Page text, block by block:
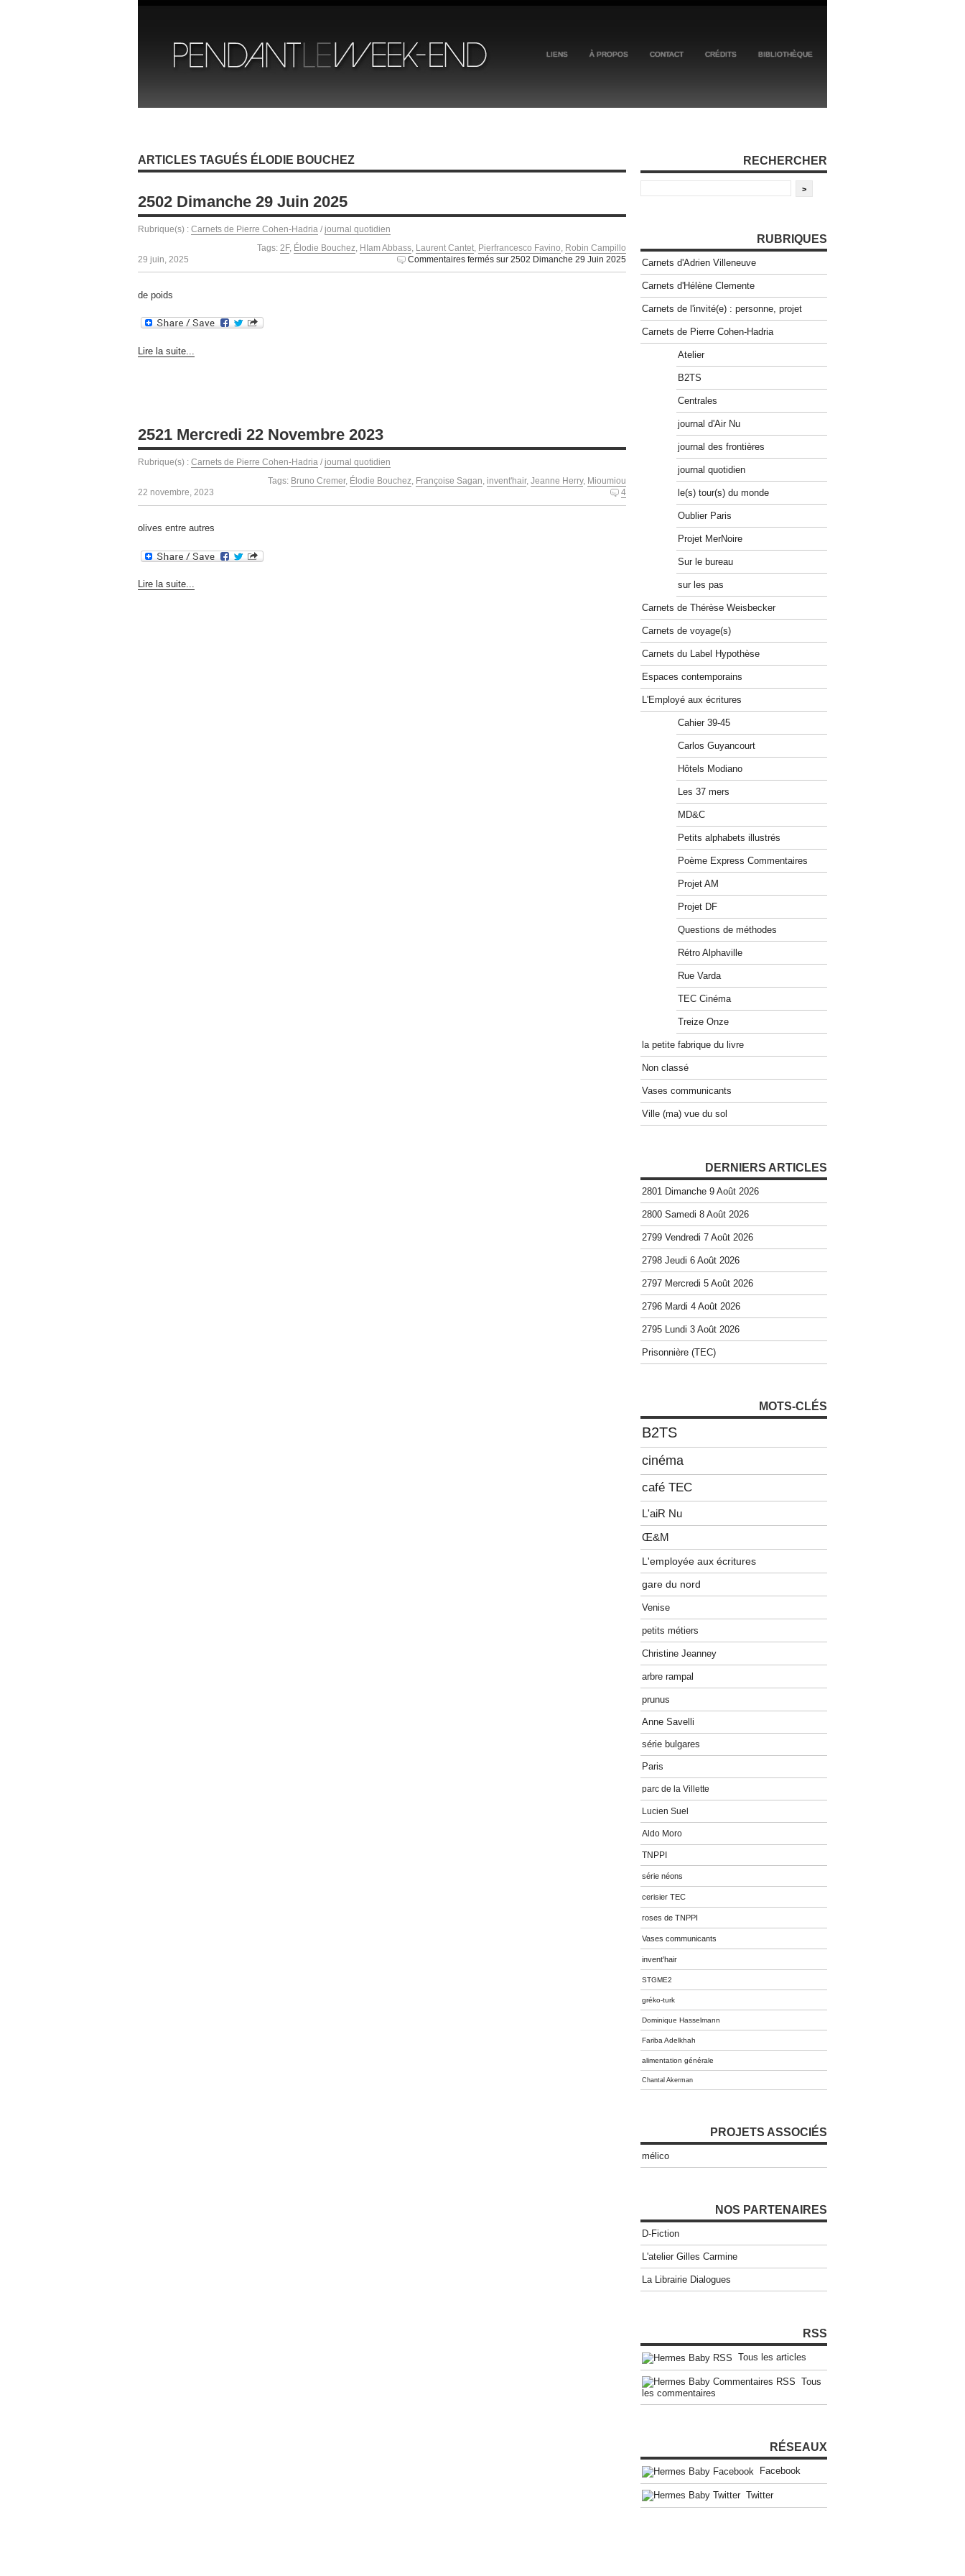
LIENS À PROPOS CONTACT CRÉDITS BIBLIOTHÈQUE
ARTICLES TAGUÉS ÉLODIE BOUCHEZ
2502 Dimanche 29 Juin 2025
Rubrique(s) : Carnets de Pierre Cohen-Hadria / journal quotidien
Tags: 2F, Élodie Bouchez, HIam Abbass, Laurent Cantet, Pierfrancesco Favino, Robin Campillo
29 juin, 2025
Commentaires fermés sur 2502 Dimanche 29 Juin 2025
de poids
Lire la suite...
2521 Mercredi 22 Novembre 2023
Rubrique(s) : Carnets de Pierre Cohen-Hadria / journal quotidien
Tags: Bruno Cremer, Élodie Bouchez Françoise Sagan invent'hair, Jeanne Herry, Mioumiou
22 novembre, 2023
4
olives entre autres
Lire la suite...
RECHERCHER
RUBRIQUES
Carnets d'Adrien Villeneuve
Carnets d'Hélène Clemente
Carnets de l'invité(e) : personne, projet
Carnets de Pierre Cohen-Hadria
Atelier
B2TS
Centrales
journal d'Air Nu
journal des frontières
journal quotidien
le(s) tour(s) du monde
Oublier Paris
Projet MerNoire
Sur le bureau
sur les pas
Carnets de Thérèse Weisbecker
Carnets de voyage(s)
Carnets du Label Hypothèse
Espaces contemporains
L'Employé aux écritures
Cahier 39-45
Carlos Guyancourt
Hôtels Modiano
Les 37 mers
MD&C
Petits alphabets illustrés
Poème Express Commentaires
Projet AM
Projet DF
Questions de méthodes
Rétro Alphaville
Rue Varda
TEC Cinéma
Treize Onze
la petite fabrique du livre
Non classé
Vases communicants
Ville (ma) vue du sol
DERNIERS ARTICLES
2801 Dimanche 9 Août 2026
2800 Samedi 8 Août 2026
2799 Vendredi 7 Août 2026
2798 Jeudi 6 Août 2026
2797 Mercredi 5 Août 2026
2796 Mardi 4 Août 2026
2795 Lundi 3 Août 2026
Prisonnière (TEC)
MOTS-CLÉS
B2TS
cinéma
café TEC
L'aiR Nu
Œ&M
L'employée aux écritures
gare du nord
Venise
petits métiers
Christine Jeanney
arbre rampal
prunus
Anne Savelli
série bulgares
Paris
parc de la Villette
Lucien Suel
Aldo Moro
TNPPI
série néons
cerisier TEC
roses de TNPPI
Vases communicants
invent'hair
STGME2
gréko-turk
Dominique Hasselmann
Fariba Adelkhah
alimentation générale
Chantal Akerman
PROJETS ASSOCIÉS
mélico
NOS PARTENAIRES
D-Fiction
L'atelier Gilles Carmine
La Librairie Dialogues
RSS
Tous les articles
Tous
les commentaires
RÉSEAUX
Facebook
Twitter